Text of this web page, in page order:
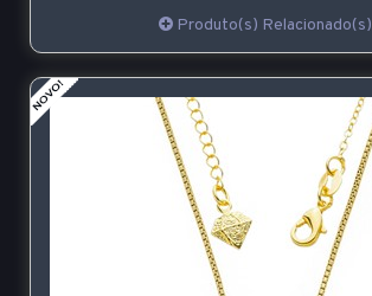
Produto(s) Relacionado(s)